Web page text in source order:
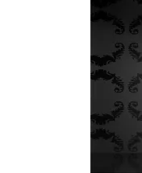
Lavastoviglie
Lavatrici
Asciugatrici
Piccoli
Elettrodomestici